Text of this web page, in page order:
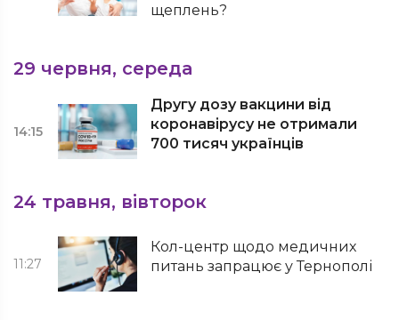
щеплень?
29 червня, середа
14:15
Другу дозу вакцини від
коронавірусу не отримали
700 тисяч українців
24 травня, вівторок
11:27
Кол-центр щодо медичних
питань запрацює у Тернополі